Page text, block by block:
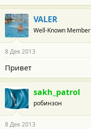
VALER
Well-Known Member
8 Дек 2013
Привет
sakh_patrol
робинзон
8 Дек 2013